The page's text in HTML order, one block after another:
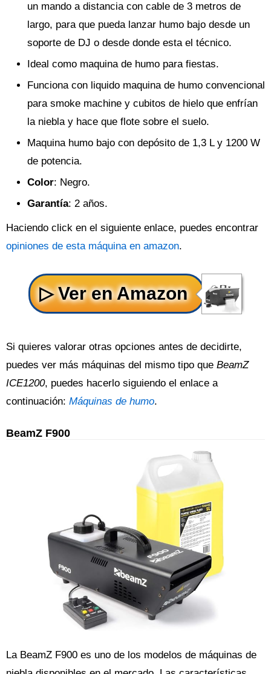
un mando a distancia con cable de 3 metros de
largo, para que pueda lanzar humo bajo desde un
soporte de DJ o desde donde esta el técnico.
Ideal como maquina de humo para fiestas.
Funciona con liquido maquina de humo convencional
para smoke machine y cubitos de hielo que enfrían
la niebla y hace que flote sobre el suelo.
Maquina humo bajo con depósito de 1,3 L y 1200 W
de potencia.
Color: Negro.
Garantía: 2 años.
Haciendo click en el siguiente enlace, puedes encontrar
opiniones de esta máquina en amazon.
Si quieres valorar otras opciones antes de decidirte,
puedes ver más máquinas del mismo tipo que BeamZ
ICE1200, puedes hacerlo siguiendo el enlace a
continuación: Máquinas de humo.
BeamZ F900
La BeamZ F900 es uno de los modelos de máquinas de